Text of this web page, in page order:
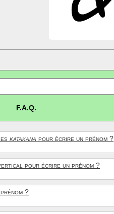
F.A.Q.
katakana pour écrire un prénom ?
pour écrire un prénom ?
?